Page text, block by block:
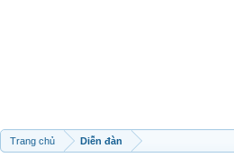
Trang chủ Diễn đàn